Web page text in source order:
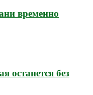
временно
останется без